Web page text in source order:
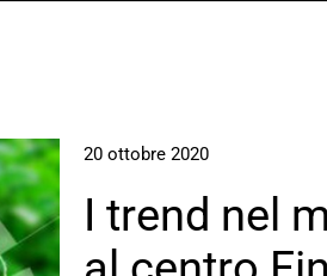
20 ottobre 2020
I trend nel